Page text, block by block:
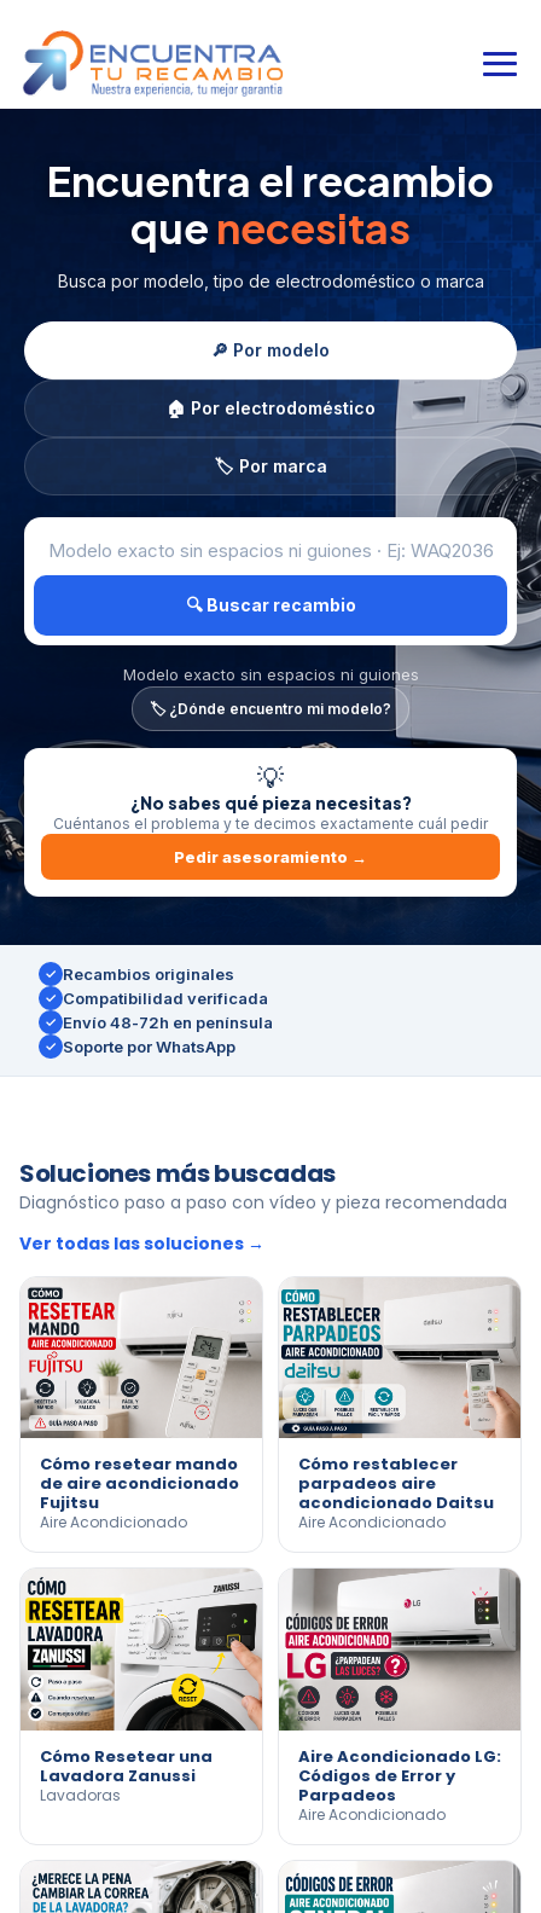
Encuentra el recambio
que necesitas
Busca por modelo, tipo de electrodoméstico o marca
🔎 Por modelo
🏠 Por electrodoméstico
🏷️ Por marca
🔍 Buscar recambio
Modelo exacto sin espacios ni guiones
🏷️ ¿Dónde encuentro mi modelo?
💡
¿No sabes qué pieza necesitas?
Cuéntanos el problema y te decimos exactamente cuál pedir
Pedir asesoramiento →
✓ Recambios originales
✓ Compatibilidad verificada
✓ Envío 48-72h en península
✓ Soporte por WhatsApp
Soluciones más buscadas
Diagnóstico paso a paso con vídeo y pieza recomendada
Ver todas las soluciones →
Cómo resetear mando
de aire acondicionado
Fujitsu
Aire Acondicionado
Cómo restablecer
parpadeos aire
acondicionado Daitsu
Aire Acondicionado
Cómo Resetear una
Lavadora Zanussi
Lavadoras
Aire Acondicionado LG:
Códigos de Error y
Parpadeos
Aire Acondicionado